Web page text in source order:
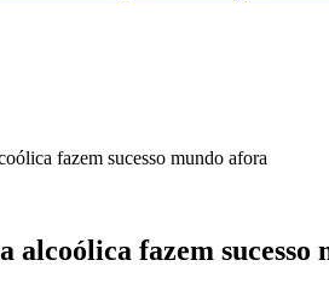
fazem sucesso mundo afora
alcoólica fazem sucesso